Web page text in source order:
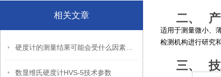
相关文章
数显维氏硬度计HVS-5技术参数
二、
适用于测量微小、
检测机构进行研究
三、